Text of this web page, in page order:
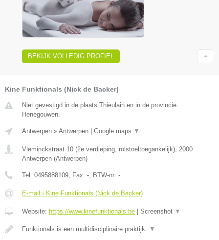
BEKIJK VOLLEDIG PROFIEL
Kine Funktionals (Nick de Backer)
Niet gevestigd in de plaats Thieulain en in de provincie
Henegouwen.
Antwerpen » Antwerpen Google maps ▼
Vleminckstraat 10 (2e verdieping, rolstoeltoegankelijk), 2000
Antwerpen (Antwerpen)
Tel: 0495888109, Fax: -, BTW-nr: -
E-mail › Kine Funktionals (Nick de Backer)
Website: https://www.kinefunktionals.be Screenshot ▼
Funktionals is een multidisciplinaire praktijk. ▼